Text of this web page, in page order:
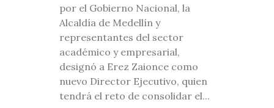
por el Gobierno Nacional, la
Alcaldía de Medellín y
representantes del sector
académico y empresarial,
designó a Erez Zaionce como
nuevo Director Ejecutivo, quien
tendrá el reto de consolidar el...